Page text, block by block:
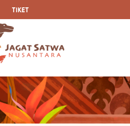
TIKET